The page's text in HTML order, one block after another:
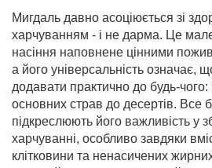
Мигдаль давно асоціюється зі
харчуванням - і не дарма. Це
насіння наповнене цінними
а його універсальність означає,
додавати практично до будь-чого:
основних страв до десертів. Все
підкреслюють його важливість у
харчуванні, особливо завдяки
клітковини та ненасичених